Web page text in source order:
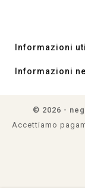
Informazioni
Informazioni
© 2026 -
Accettiamo